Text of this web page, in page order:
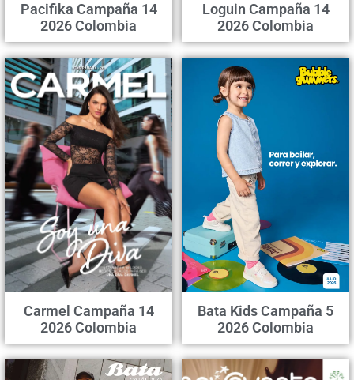
Pacifika Campaña 14
2026 Colombia
Loguin Campaña 14
2026 Colombia
Carmel Campaña 14
2026 Colombia
Bata Kids Campaña 5
2026 Colombia